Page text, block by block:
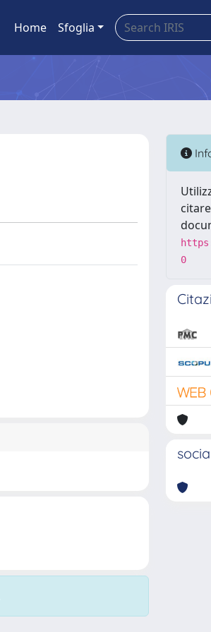
Home Sfoglia
0